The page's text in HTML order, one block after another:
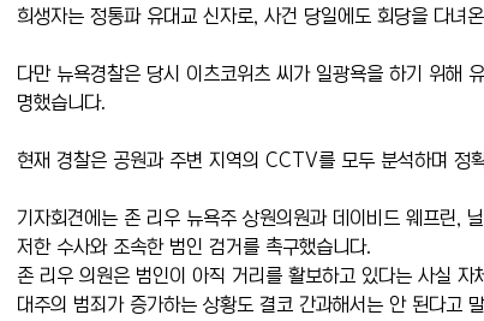
희생자는 정통파 유대교 신자로, 사건 당일에도 회당을 다녀
다만 뉴욕경찰은 당시 이츠코위츠 씨가 일광욕을 하기 위해
명했습니다.
현재 경찰은 공원과 주변 지역의 CCTV를 모두 분석하며 정
기자회견에는 존 리우 뉴욕주 상원의원과 데이비드 웨프린,
저한 수사와 조속한 범인 검거를 촉구했습니다.
존 리우 의원은 범인이 아직 거리를 활보하고 있다는 사실
대주의 범죄가 증가하는 상황도 결코 간과해서는 안 된다고